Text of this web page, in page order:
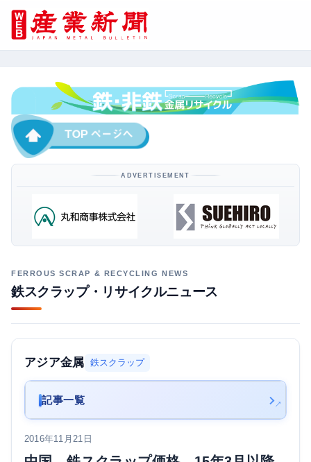
ADVERTISEMENT
鉄スクラップ・リサイクルニュース
アジア金属 鉄スクラップ
記事一覧
2016年11月21日